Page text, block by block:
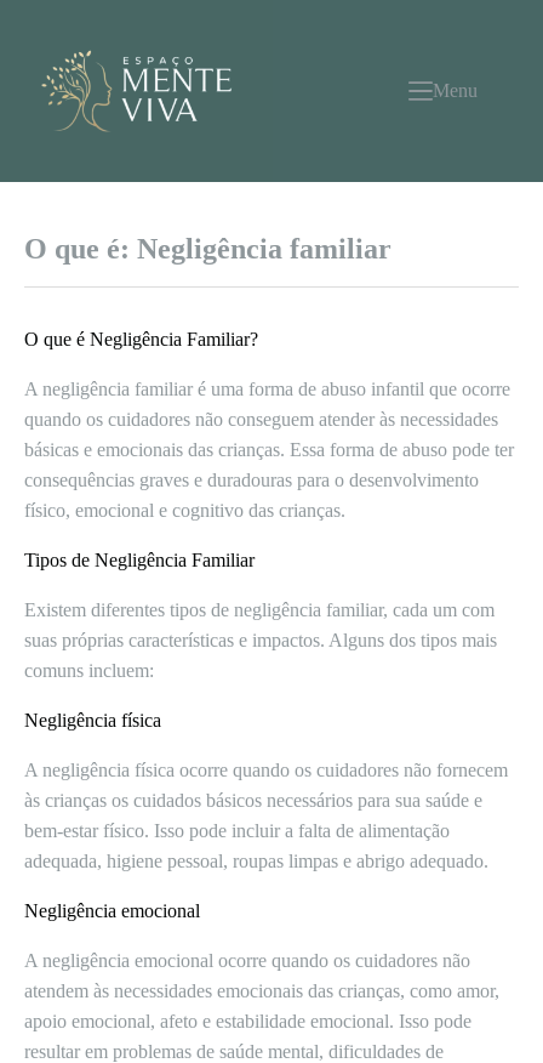
conteúdo
Menu
O que é: Negligência familiar
O que é Negligência Familiar?
A negligência familiar é uma forma de abuso infantil que ocorre
quando os cuidadores não conseguem atender às necessidades
básicas e emocionais das crianças. Essa forma de abuso pode ter
consequências graves e duradouras para o desenvolvimento
físico, emocional e cognitivo das crianças.
Tipos de Negligência Familiar
Existem diferentes tipos de negligência familiar, cada um com
suas próprias características e impactos. Alguns dos tipos mais
comuns incluem:
Negligência física
A negligência física ocorre quando os cuidadores não fornecem
às crianças os cuidados básicos necessários para sua saúde e
bem-estar físico. Isso pode incluir a falta de alimentação
adequada, higiene pessoal, roupas limpas e abrigo adequado.
Negligência emocional
A negligência emocional ocorre quando os cuidadores não
atendem às necessidades emocionais das crianças, como amor,
apoio emocional, afeto e estabilidade emocional. Isso pode
resultar em problemas de saúde mental, dificuldades de